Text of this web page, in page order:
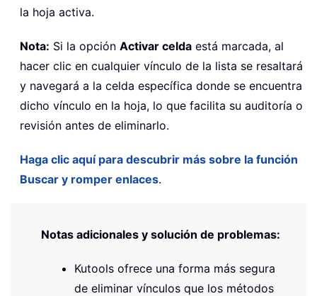
la hoja activa.
Nota: Si la opción Activar celda está marcada, al
hacer clic en cualquier vínculo de la lista se resaltará
y navegará a la celda específica donde se encuentra
dicho vínculo en la hoja, lo que facilita su auditoría o
revisión antes de eliminarlo.
Haga clic aquí para descubrir más sobre la función
Buscar y romper enlaces.
Notas adicionales y solución de problemas:
Kutools ofrece una forma más segura
de eliminar vínculos que los métodos